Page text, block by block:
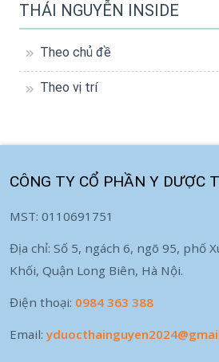
THÁI NGUYỄN INSIDE
Theo chủ đề
Theo vị trí
CÔNG TY CỔ PHẦN Y DƯỢC
MST: 0110691751
Địa chỉ: Số 5, ngách 6, ngõ 95, phố
Khối, Quận Long Biên, Hà Nội.
Điện thoại: 0984 363 388
Email: